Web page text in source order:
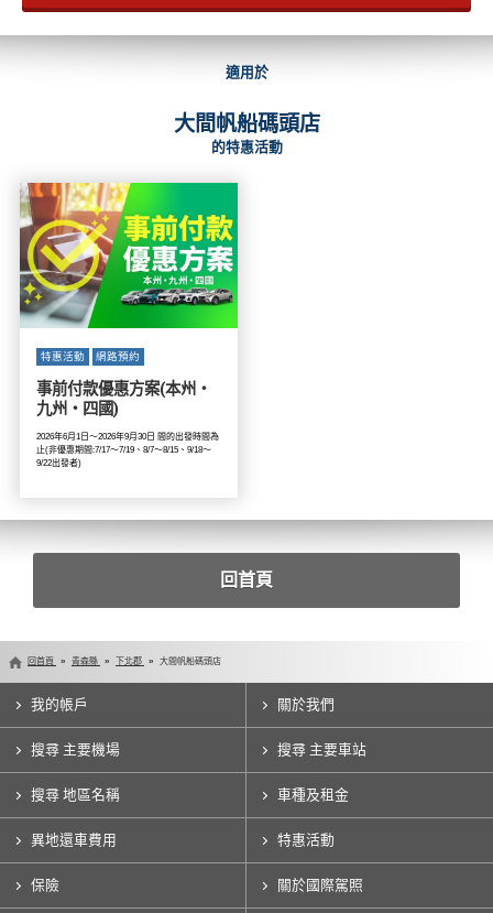
適用於
大間帆船碼頭店
的特惠活動
特惠活動 網路預約
事前付款優惠方案(本州・
九州・四國)
2026年6月1日～2026年9月30日 間的出發時間為
止(非優惠期間:7/17～7/19、8/7～8/15、9/18～
9/22出發者)
回首頁
回首頁 青森縣 下北郡 大間帆船碼頭店
我的帳戶 關於我們
搜尋 主要機場 搜尋 主要車站
搜尋 地區名稱 車種及租金
異地還車費用 特惠活動
保險 關於國際駕照